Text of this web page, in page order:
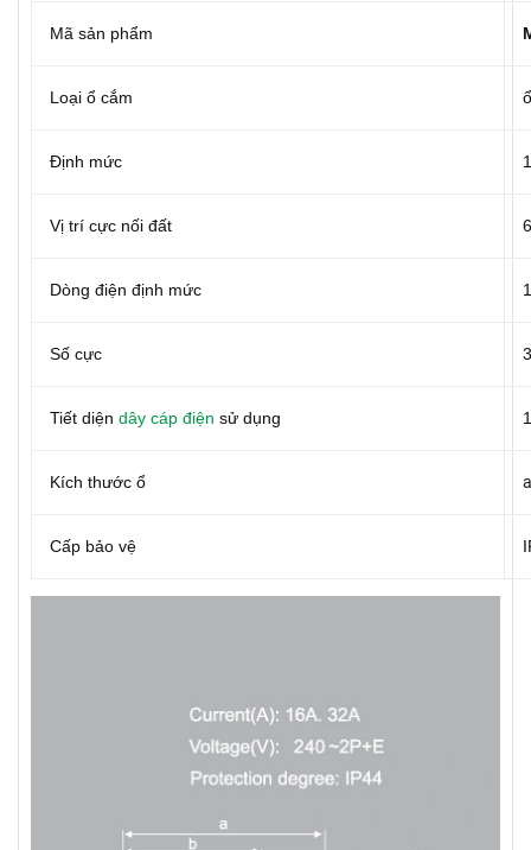
Mã sản phẩm
Loại ổ cắm
Định mức
Vị trí cực nối đất
Dòng điện định mức
Số cực 3
Tiết diện dây cáp điện sử dụng
Kích thước ổ
Cấp bảo vệ